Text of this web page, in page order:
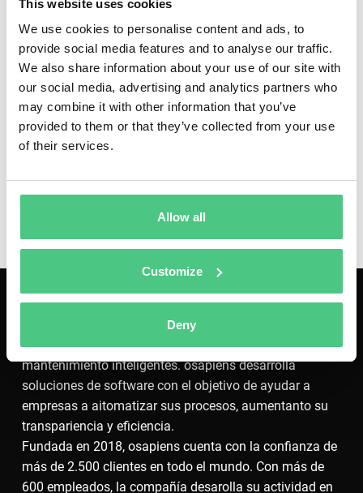
This website uses cookies
We use cookies to personalise content and ads, to
provide social media features and to analyse our traffic.
We also share information about your use of our site with
our social media, advertising and analytics partners who
may combine it with other information that you’ve
provided to them or that they’ve collected from your use
of their services.
Allow all
Customize
Deny
Para ver este vídeo, acepte las cookies de
marketing.
La compañía líder en Europa para procesos de
mantenimiento inteligentes. osapiens desarrolla
soluciones de software con el objetivo de ayudar a
empresas a aitomatizar sus procesos, aumentanto su
transpariencia y eficiencia.
Fundada en 2018, osapiens cuenta con la confianza de
más de 2.500 clientes en todo el mundo. Con más de
600 empleados, la compañía desarolla su actividad en